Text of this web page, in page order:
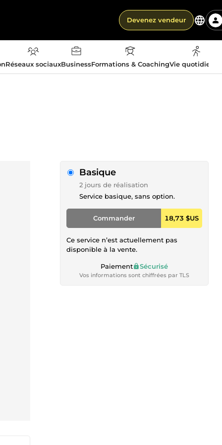
Devenez vendeur
Réseaux sociauxBusinessFormations & CoachingVie
Basique
2 jours de réalisation
Service basique, sans option.
Commander 18,73 $US
Ce service n’est actuellement pas
disponible à la vente.
Paiement Sécurisé
Vos informations sont chiffrées par TLS